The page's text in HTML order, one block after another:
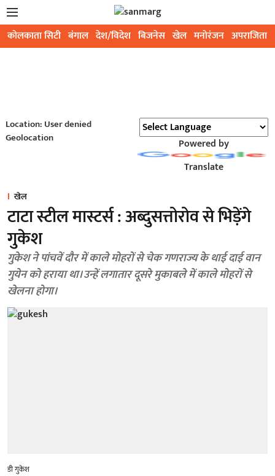
कोलकाता सिटी बंगाल देश/विदेश बिजनेस खेल मनोरंजन अपराजिता
Location: User denied
Geolocation
Powered by
Translate
खेल
टाटा स्टील मास्टर्स : अब्दुसत्तोरोव से भिड़ेंगे
गुकेश
गुकेश ने पांचवें दौर में काले मोहरों से चेक गणराज्य के थाई दाई वान
गुयेन को हराया था। उन्हें लगातार दूसरे मुकाबले में काले मोहरों से
खेलना होगा।
डी गुकेश